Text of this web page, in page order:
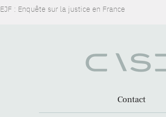
EJF : Enquête sur la justice en France
Contact